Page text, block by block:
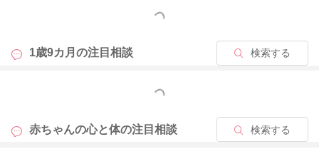
もっと見る
1歳9カ月の注目相談 検索する
もっと見る
赤ちゃんの心と体の注目相談 検索する